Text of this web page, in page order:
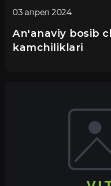
03 апрел 2024
An'anaviy bosib
kamchiliklari